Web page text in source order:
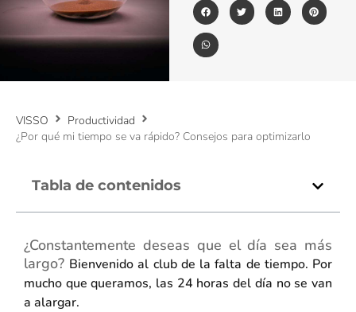
VISSO
Productividad
¿Por qué mi tiempo se va rápido? Consejos para optimizarlo
Tabla de contenidos
¿Constantemente deseas que el día sea más
largo? Bienvenido al club de la falta de tiempo. Por
mucho que queramos, las 24 horas del día no se van
a alargar.